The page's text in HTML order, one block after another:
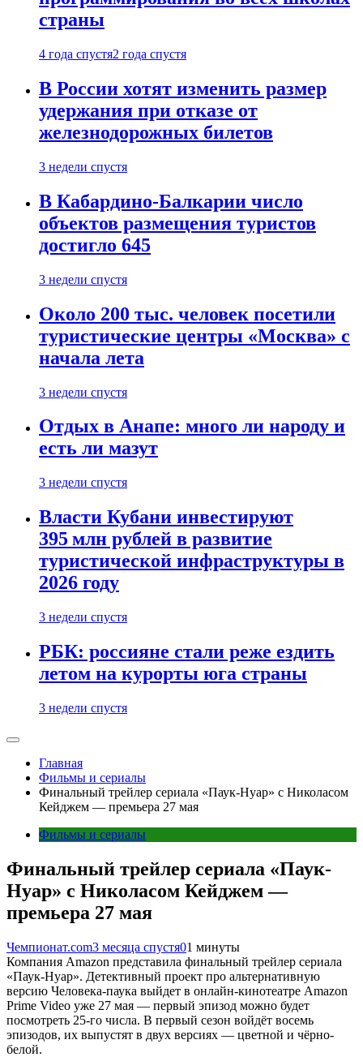
страны
4 года спустя2 года спустя
В России хотят изменить размер
удержания при отказе от
железнодорожных билетов
3 недели спустя
В Кабардино-Балкарии число
объектов размещения туристов
достигло 645
3 недели спустя
Около 200 тыс. человек посетили
туристические центры «Москва» с
начала лета
3 недели спустя
Отдых в Анапе: много ли народу и
есть ли мазут
3 недели спустя
Власти Кубани инвестируют
395 млн рублей в развитие
туристической инфраструктуры в
2026 году
3 недели спустя
РБК: россияне стали реже ездить
летом на курорты юга страны
3 недели спустя
Главная
Фильмы и сериалы
Финальный трейлер сериала «Паук-Нуар» с Николасом
Кейджем — премьера 27 мая
Фильмы и сериалы
Финальный трейлер сериала «Паук-
Нуар» с Николасом Кейджем —
премьера 27 мая
Чемпионат.com3 месяца спустя01 минуты
Компания Amazon представила финальный трейлер сериала
«Паук-Нуар». Детективный проект про альтернативную
версию Человека-паука выйдет в онлайн-кинотеатре Amazon
Prime Video уже 27 мая — первый эпизод можно будет
посмотреть 25-го числа. В первый сезон войдёт восемь
эпизодов, их выпустят в двух версиях — цветной и чёрно-
белой.